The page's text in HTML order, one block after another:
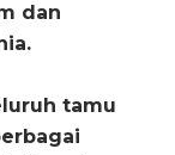
dan
tamu